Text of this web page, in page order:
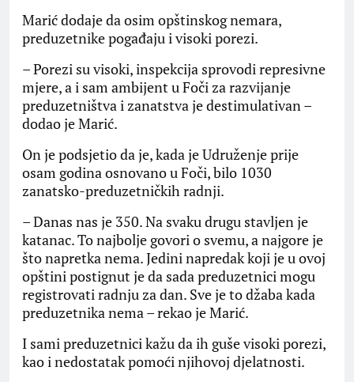
Marić dodaje da osim opštinskog nemara,
preduzetnike pogađaju i visoki porezi.
– Porezi su visoki, inspekcija sprovodi represivne
mjere, a i sam ambijent u Foči za razvijanje
preduzetništva i zanatstva je destimulativan –
dodao je Marić.
On je podsjetio da je, kada je Udruženje prije
osam godina osnovano u Foči, bilo 1030
zanatsko-preduzetničkih radnji.
– Danas nas je 350. Na svaku drugu stavljen je
katanac. To najbolje govori o svemu, a najgore je
što napretka nema. Jedini napredak koji je u ovoj
opštini postignut je da sada preduzetnici mogu
registrovati radnju za dan. Sve je to džaba kada
preduzetnika nema – rekao je Marić.
I sami preduzetnici kažu da ih guše visoki porezi,
kao i nedostatak pomoći njihovoj djelatnosti.